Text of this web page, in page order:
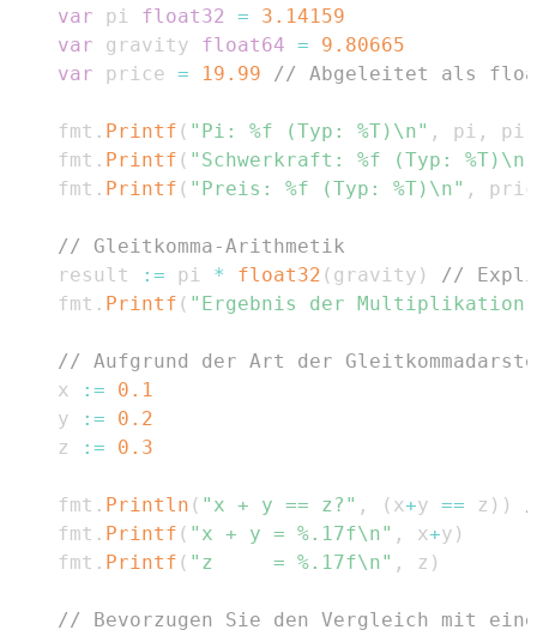
var pi float32 =
3.14159
var gravity float64 =
9.80665
var price = 19.99 // Abgeleitet als
	fmt
. Printf ( "Pi: %f (Typ: %T)\n" , pi , pi
	fmt
. Printf ( "Schwerkraft: %f (Typ: %T)\n"
	fmt
. Printf ( "Preis: %f (Typ: %T)\n" ,
// Gleitkomma-Arithmetik
	result
:= pi * float32 ( gravity )
//
	fmt
. Printf ( "Ergebnis der
// Aufgrund der Art der
	x
:=
0.1
	y
:=
0.2
	z
:= 0.3
	fmt
. Println ( "x + y == z?" , ( x+y == z ) )
	fmt
. Printf ( "x + y = %.17f\n" , x+y )
	fmt
. Printf ( "z     = %.17f\n" , z )
// Bevorzugen Sie den Vergleich mit